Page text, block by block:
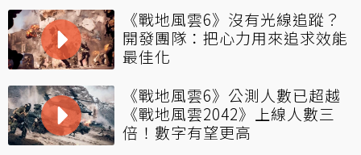
《戰地風雲6》沒有光線追蹤？
開發團隊：把心力用來追求效能
最佳化
《戰地風雲6》公測人數已超越
《戰地風雲2042》上線人數三
倍！數字有望更高